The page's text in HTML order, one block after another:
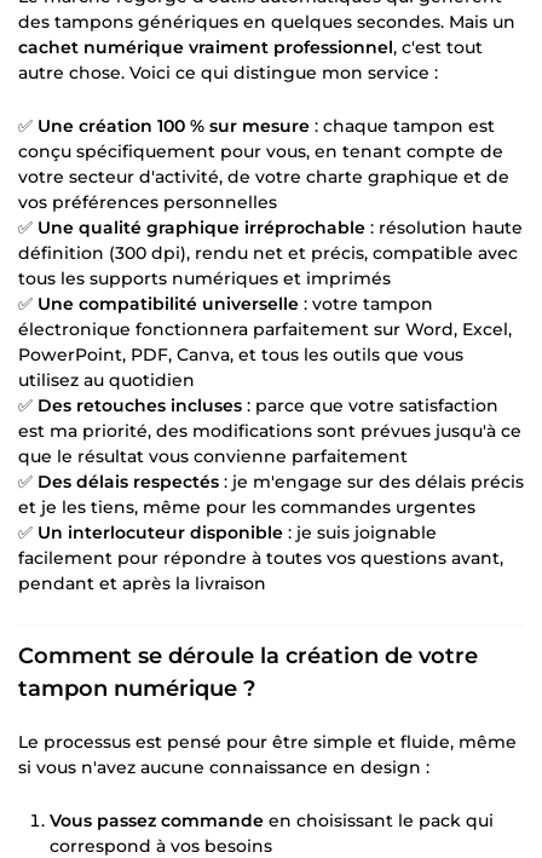
des tampons génériques en quelques secondes. Mais un
cachet numérique vraiment professionnel, c'est tout
autre chose. Voici ce qui distingue mon service :
✅ Une création 100 % sur mesure : chaque tampon est
conçu spécifiquement pour vous, en tenant compte de
votre secteur d'activité, de votre charte graphique et de
vos préférences personnelles
✅ Une qualité graphique irréprochable : résolution haute
définition (300 dpi), rendu net et précis, compatible avec
tous les supports numériques et imprimés
✅ Une compatibilité universelle : votre tampon
électronique fonctionnera parfaitement sur Word, Excel,
PowerPoint, PDF, Canva, et tous les outils que vous
utilisez au quotidien
✅ Des retouches incluses : parce que votre satisfaction
est ma priorité, des modifications sont prévues jusqu'à ce
que le résultat vous convienne parfaitement
✅ Des délais respectés : je m'engage sur des délais précis
et je les tiens, même pour les commandes urgentes
✅ Un interlocuteur disponible : je suis joignable
facilement pour répondre à toutes vos questions avant,
pendant et après la livraison
Comment se déroule la création de votre
tampon numérique ?
Le processus est pensé pour être simple et fluide, même
si vous n'avez aucune connaissance en design :
Vous passez commande en choisissant le pack qui
correspond à vos besoins